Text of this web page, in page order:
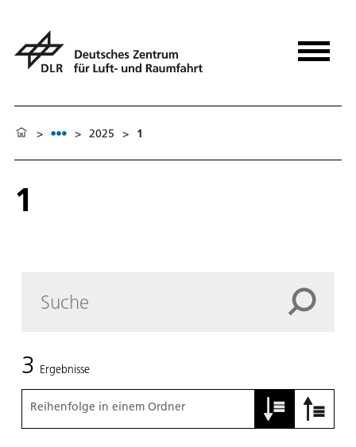
> > 2025 > 1
1
3 Ergebnisse
Reihenfolge in einem Ordner